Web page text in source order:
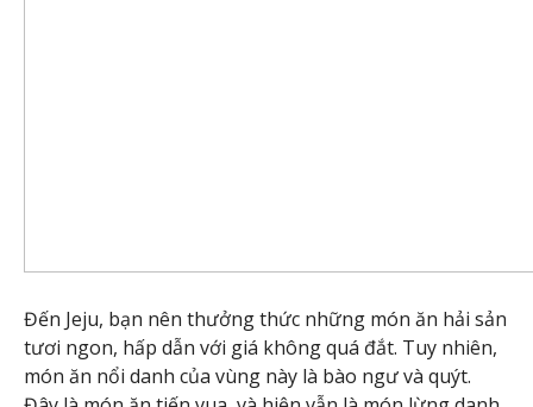
Đến Jeju, bạn nên thưởng thức những món ăn hải sản
tươi ngon, hấp dẫn với giá không quá đắt. Tuy nhiên,
món ăn nổi danh của vùng này là bào ngư và quýt.